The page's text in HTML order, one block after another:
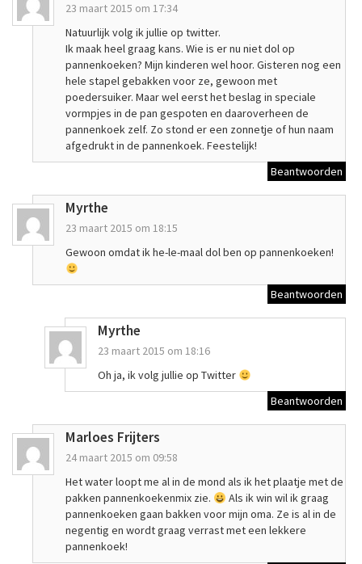
23 maart 2015 om 17:34
Natuurlijk volg ik jullie op twitter.
Ik maak heel graag kans. Wie is er nu niet dol op
pannenkoeken? Mijn kinderen wel hoor. Gisteren nog een
hele stapel gebakken voor ze, gewoon met
poedersuiker. Maar wel eerst het beslag in speciale
vormpjes in de pan gespoten en daaroverheen de
pannenkoek zelf. Zo stond er een zonnetje of hun naam
afgedrukt in de pannenkoek. Feestelijk!
Beantwoorden
Myrthe
23 maart 2015 om 18:15
Gewoon omdat ik he-le-maal dol ben op pannenkoeken!
Beantwoorden
Myrthe
23 maart 2015 om 18:16
Oh ja, ik volg jullie op Twitter
Beantwoorden
Marloes Frijters
24 maart 2015 om 09:58
Het water loopt me al in de mond als ik het plaatje met de
pakken pannenkoekenmix zie.
Als ik win wil ik graag
pannenkoeken gaan bakken voor mijn oma. Ze is al in de
negentig en wordt graag verrast met een lekkere
pannenkoek!